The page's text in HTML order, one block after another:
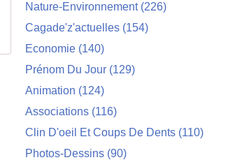
Nature-Environnement(226)
Cagade'z'actuelles (154)
Economie (140)
Prénom Du Jour (129)
Animation (124)
Associations (116)
Clin D'oeil Et Coups De Dents (110)
Photos-Dessins (90)